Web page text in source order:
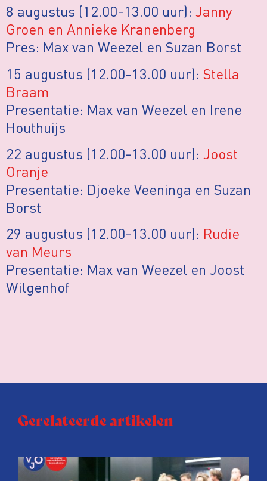
8 augustus (12.00-13.00 uur): Janny
Groen en Annieke Kranenberg
Pres: Max van Weezel en Suzan Borst
15 augustus (12.00-13.00 uur): Stella
Braam
Presentatie: Max van Weezel en Irene
Houthuijs
22 augustus (12.00-13.00 uur): Joost
Oranje
Presentatie: Djoeke Veeninga en Suzan
Borst
29 augustus (12.00-13.00 uur): Rudie
van Meurs
Presentatie: Max van Weezel en Joost
Wilgenhof
Gerelateerde artikelen